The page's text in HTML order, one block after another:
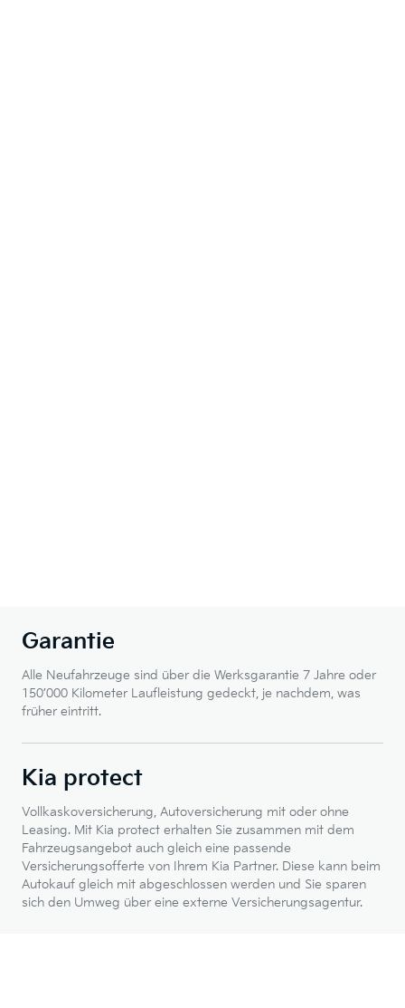
Garantie
Alle Neufahrzeuge sind über die Werksgarantie 7 Jahre oder
150’000 Kilometer Laufleistung gedeckt, je nachdem, was
früher eintritt.
Kia protect
Vollkaskoversicherung, Autoversicherung mit oder ohne
Leasing. Mit Kia protect erhalten Sie zusammen mit dem
Fahrzeugsangebot auch gleich eine passende
Versicherungsofferte von Ihrem Kia Partner. Diese kann beim
Autokauf gleich mit abgeschlossen werden und Sie sparen
sich den Umweg über eine externe Versicherungsagentur.